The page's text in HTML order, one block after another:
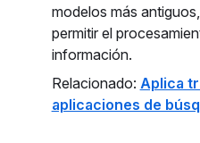
modelos más
permitir el
información.
Relacionado: Aplica
aplicaciones de